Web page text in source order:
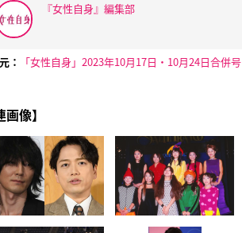
『女性自身』編集部
： 「女性自身」2023年10月17日・10月24日合併号
画像】